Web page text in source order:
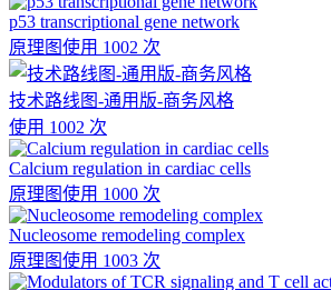
p53 transcriptional gene network
原理图使用 1002 次
技术路线图-通用版-商务风格
使用 1002 次
Calcium regulation in cardiac cells
原理图使用 1000 次
Nucleosome remodeling complex
原理图使用 1003 次